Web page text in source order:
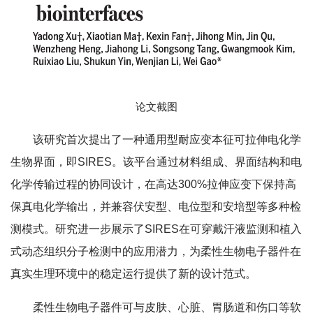
论文截图
该研究首次提出了一种通用型耐应变本征可拉伸电化学
生物界面，即SIRES。该平台通过材料组成、界面结构和电
化学传输过程的协同设计，在高达300%拉伸应变下保持高
保真电化学输出，并兼容伏安型、电位型和安培型等多种检
测模式。研究进一步展示了SIRES在可穿戴汗液监测和植入
式动态组织分子检测中的应用潜力，为柔性生物电子器件在
真实生理环境中的稳定运行提供了新的设计范式。
柔性生物电子器件可与皮肤、心脏、胃肠道和伤口等软